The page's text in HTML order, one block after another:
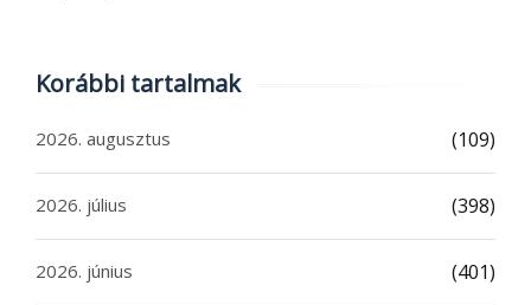
Korábbi tartalmak
2026. augusztus (109)
2026. július (398)
2026. június (401)